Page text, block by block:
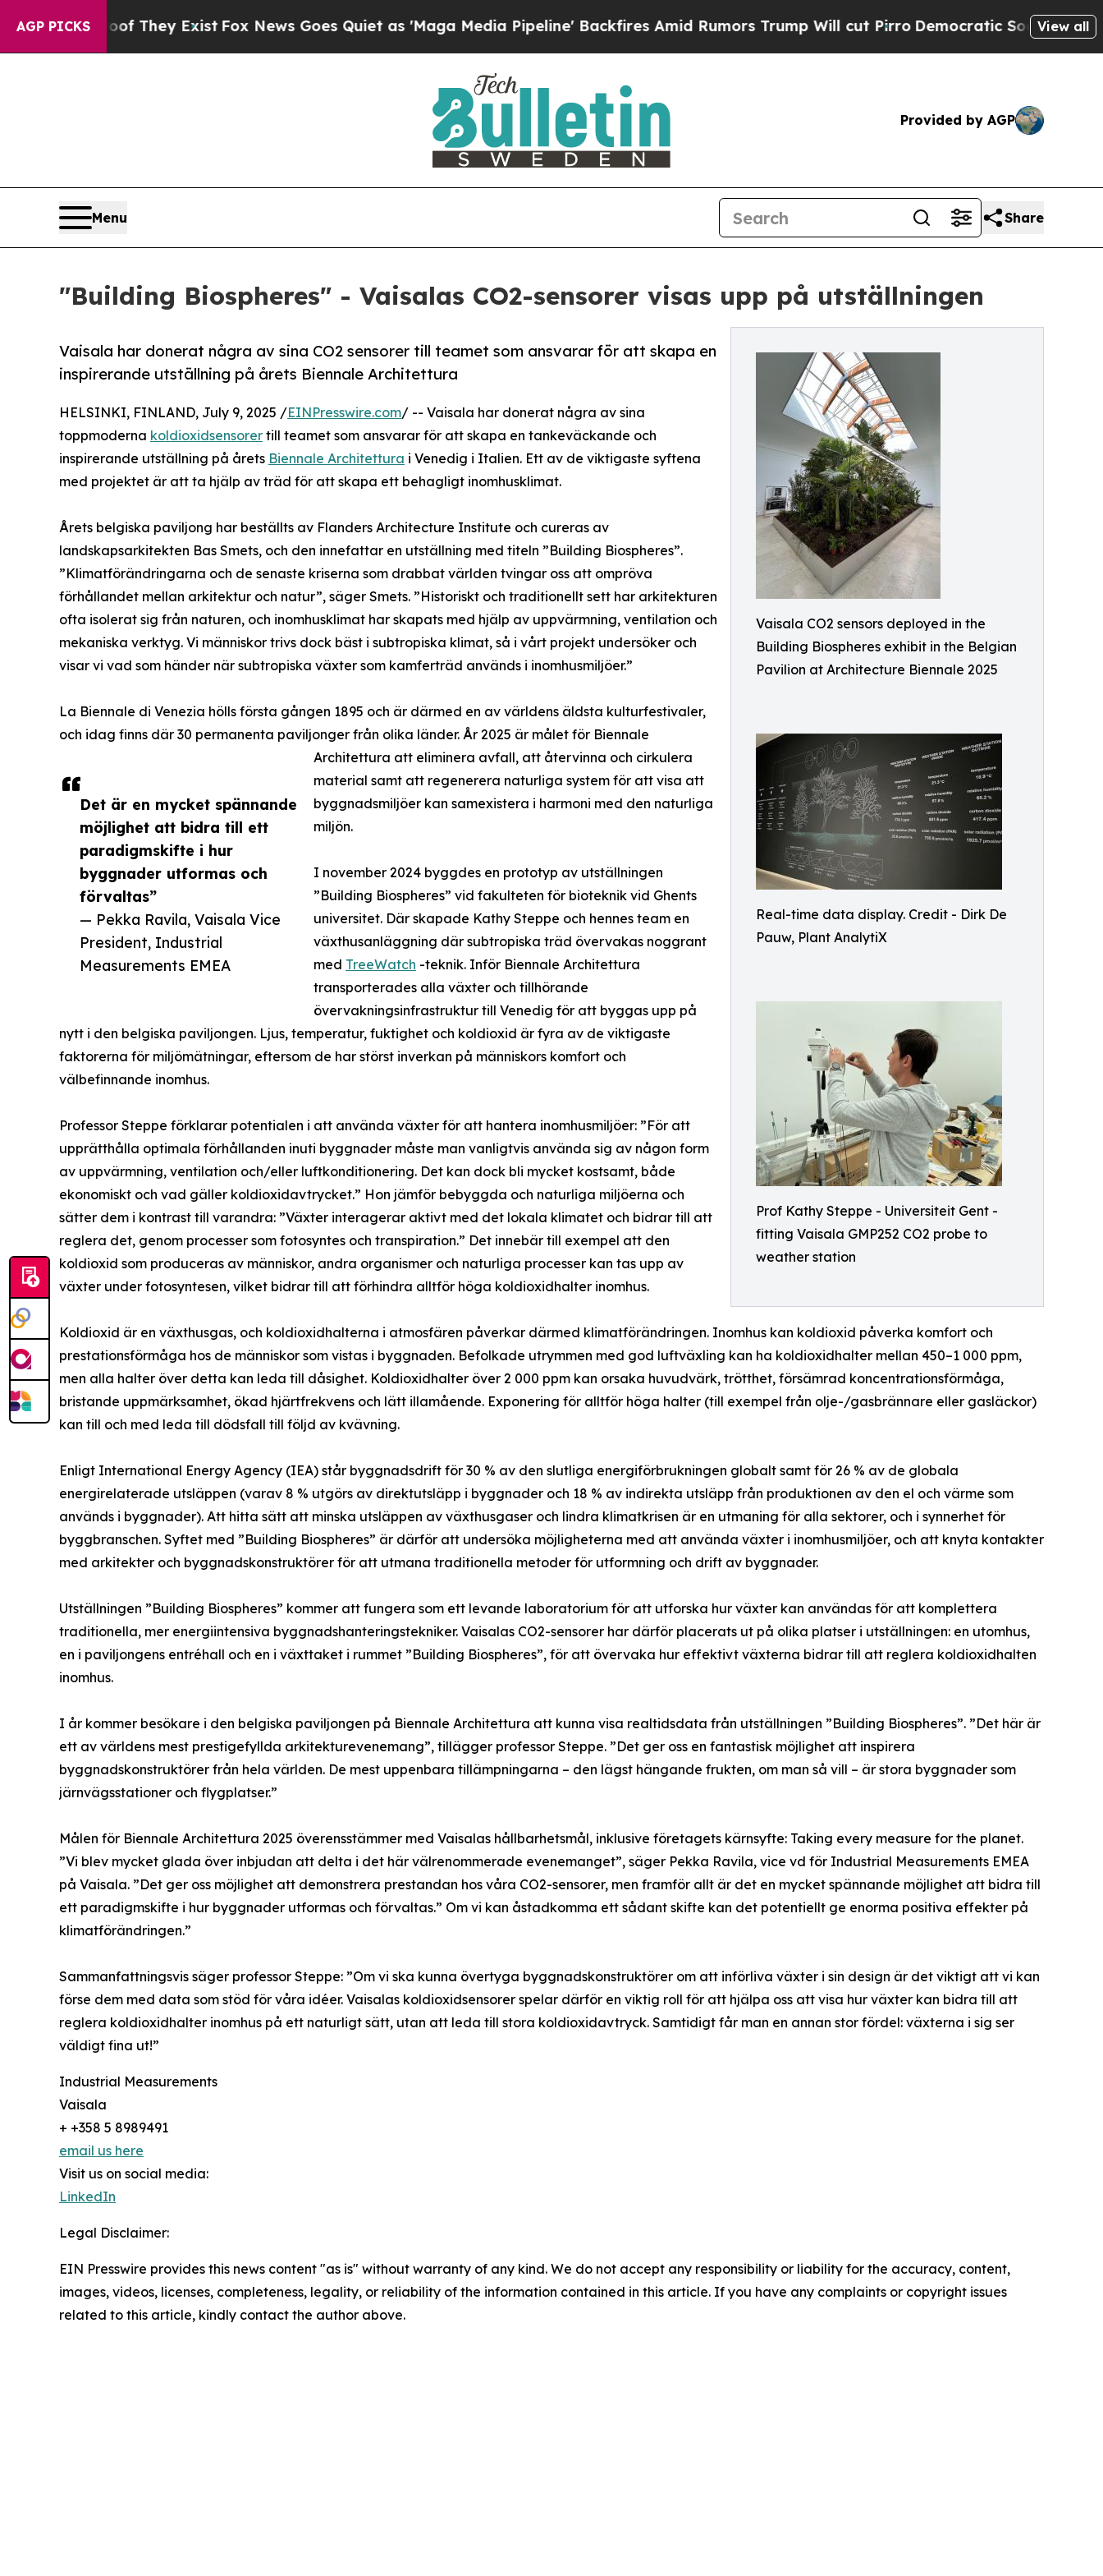
AGP PICKS
They ExistFox News Goes Quiet as 'Maga Media Pipeline' Backfires Amid Rumors Trump Will cut PirroDemocratic Socialists of America
View all
Provided by AGP
Menu Share
"Building Biospheres" - Vaisalas CO2-sensorer visas upp på utställningen
Vaisala CO2 sensors deployed in the
Building Biospheres exhibit in the Belgian
Pavilion at Architecture Biennale 2025
Real-time data display. Credit - Dirk De
Pauw, Plant AnalytiX
Prof Kathy Steppe - Universiteit Gent -
fitting Vaisala GMP252 CO2 probe to
weather station
Vaisala har donerat några av sina CO2 sensorer till teamet som ansvarar för att skapa en
inspirerande utställning på årets Biennale Architettura
Det är en mycket spännande
möjlighet att bidra till ett
paradigmskifte i hur
byggnader utformas och
förvaltas”
— Pekka Ravila, Vaisala Vice
President, Industrial
Measurements EMEA
HELSINKI, FINLAND, July 9, 2025 /EINPresswire.com/ -- Vaisala har donerat några av sina
toppmoderna koldioxidsensorer till teamet som ansvarar för att skapa en tankeväckande och
inspirerande utställning på årets Biennale Architettura i Venedig i Italien. Ett av de viktigaste syftena
med projektet är att ta hjälp av träd för att skapa ett behagligt inomhusklimat.
Årets belgiska paviljong har beställts av Flanders Architecture Institute och cureras av
landskapsarkitekten Bas Smets, och den innefattar en utställning med titeln ”Building Biospheres”.
”Klimatförändringarna och de senaste kriserna som drabbat världen tvingar oss att ompröva
förhållandet mellan arkitektur och natur”, säger Smets. ”Historiskt och traditionellt sett har arkitekturen
ofta isolerat sig från naturen, och inomhusklimat har skapats med hjälp av uppvärmning, ventilation och
mekaniska verktyg. Vi människor trivs dock bäst i subtropiska klimat, så i vårt projekt undersöker och
visar vi vad som händer när subtropiska växter som kamferträd används i inomhusmiljöer.”
La Biennale di Venezia hölls första gången 1895 och är därmed en av världens äldsta kulturfestivaler,
och idag finns där 30 permanenta paviljonger från olika länder. År 2025 är målet för Biennale
Architettura att eliminera avfall, att återvinna och cirkulera
material samt att regenerera naturliga system för att visa att
byggnadsmiljöer kan samexistera i harmoni med den naturliga
miljön.
I november 2024 byggdes en prototyp av utställningen
”Building Biospheres” vid fakulteten för bioteknik vid Ghents
universitet. Där skapade Kathy Steppe och hennes team en
växthusanläggning där subtropiska träd övervakas noggrant
med TreeWatch -teknik. Inför Biennale Architettura
transporterades alla växter och tillhörande
övervakningsinfrastruktur till Venedig för att byggas upp på
nytt i den belgiska paviljongen. Ljus, temperatur, fuktighet och koldioxid är fyra av de viktigaste
faktorerna för miljömätningar, eftersom de har störst inverkan på människors komfort och
välbefinnande inomhus.
Professor Steppe förklarar potentialen i att använda växter för att hantera inomhusmiljöer: ”För att
upprätthålla optimala förhållanden inuti byggnader måste man vanligtvis använda sig av någon form
av uppvärmning, ventilation och/eller luftkonditionering. Det kan dock bli mycket kostsamt, både
ekonomiskt och vad gäller koldioxidavtrycket.” Hon jämför bebyggda och naturliga miljöerna och
sätter dem i kontrast till varandra: ”Växter interagerar aktivt med det lokala klimatet och bidrar till att
reglera det, genom processer som fotosyntes och transpiration.” Det innebär till exempel att den
koldioxid som produceras av människor, andra organismer och naturliga processer kan tas upp av
växter under fotosyntesen, vilket bidrar till att förhindra alltför höga koldioxidhalter inomhus.
Koldioxid är en växthusgas, och koldioxidhalterna i atmosfären påverkar därmed klimatförändringen. Inomhus kan koldioxid påverka komfort och
prestationsförmåga hos de människor som vistas i byggnaden. Befolkade utrymmen med god luftväxling kan ha koldioxidhalter mellan 450–1 000 ppm,
men alla halter över detta kan leda till dåsighet. Koldioxidhalter över 2 000 ppm kan orsaka huvudvärk, trötthet, försämrad koncentrationsförmåga,
bristande uppmärksamhet, ökad hjärtfrekvens och lätt illamående. Exponering för alltför höga halter (till exempel från olje-/gasbrännare eller gasläckor)
kan till och med leda till dödsfall till följd av kvävning.
Enligt International Energy Agency (IEA) står byggnadsdrift för 30 % av den slutliga energiförbrukningen globalt samt för 26 % av de globala
energirelaterade utsläppen (varav 8 % utgörs av direktutsläpp i byggnader och 18 % av indirekta utsläpp från produktionen av den el och värme som
används i byggnader). Att hitta sätt att minska utsläppen av växthusgaser och lindra klimatkrisen är en utmaning för alla sektorer, och i synnerhet för
byggbranschen. Syftet med ”Building Biospheres” är därför att undersöka möjligheterna med att använda växter i inomhusmiljöer, och att knyta kontakter
med arkitekter och byggnadskonstruktörer för att utmana traditionella metoder för utformning och drift av byggnader.
Utställningen ”Building Biospheres” kommer att fungera som ett levande laboratorium för att utforska hur växter kan användas för att komplettera
traditionella, mer energiintensiva byggnadshanteringstekniker. Vaisalas CO2-sensorer har därför placerats ut på olika platser i utställningen: en utomhus,
en i paviljongens entréhall och en i växttaket i rummet ”Building Biospheres”, för att övervaka hur effektivt växterna bidrar till att reglera koldioxidhalten
inomhus.
I år kommer besökare i den belgiska paviljongen på Biennale Architettura att kunna visa realtidsdata från utställningen ”Building Biospheres”. ”Det här är
ett av världens mest prestigefyllda arkitekturevenemang”, tillägger professor Steppe. ”Det ger oss en fantastisk möjlighet att inspirera
byggnadskonstruktörer från hela världen. De mest uppenbara tillämpningarna – den lägst hängande frukten, om man så vill – är stora byggnader som
järnvägsstationer och flygplatser.”
Målen för Biennale Architettura 2025 överensstämmer med Vaisalas hållbarhetsmål, inklusive företagets kärnsyfte: Taking every measure for the planet.
”Vi blev mycket glada över inbjudan att delta i det här välrenommerade evenemanget”, säger Pekka Ravila, vice vd för Industrial Measurements EMEA
på Vaisala. ”Det ger oss möjlighet att demonstrera prestandan hos våra CO2-sensorer, men framför allt är det en mycket spännande möjlighet att bidra till
ett paradigmskifte i hur byggnader utformas och förvaltas.” Om vi ​​kan åstadkomma ett sådant skifte kan det potentiellt ge enorma positiva effekter på
klimatförändringen.”
Sammanfattningsvis säger professor Steppe: ”Om vi ​​ska kunna övertyga byggnadskonstruktörer om att införliva växter i sin design är det viktigt att vi kan
förse dem med data som stöd för våra idéer. Vaisalas koldioxidsensorer spelar därför en viktig roll för att hjälpa oss att visa hur växter kan bidra till att
reglera koldioxidhalter inomhus på ett naturligt sätt, utan att leda till stora koldioxidavtryck. Samtidigt får man en annan stor fördel: växterna i sig ser
väldigt fina ut!”
Industrial Measurements
Vaisala
+ +358 5 8989491
email us here
Visit us on social media:
LinkedIn
Legal Disclaimer:
EIN Presswire provides this news content "as is" without warranty of any kind. We do not accept any responsibility or liability for the accuracy, content,
images, videos, licenses, completeness, legality, or reliability of the information contained in this article. If you have any complaints or copyright issues
related to this article, kindly contact the author above.